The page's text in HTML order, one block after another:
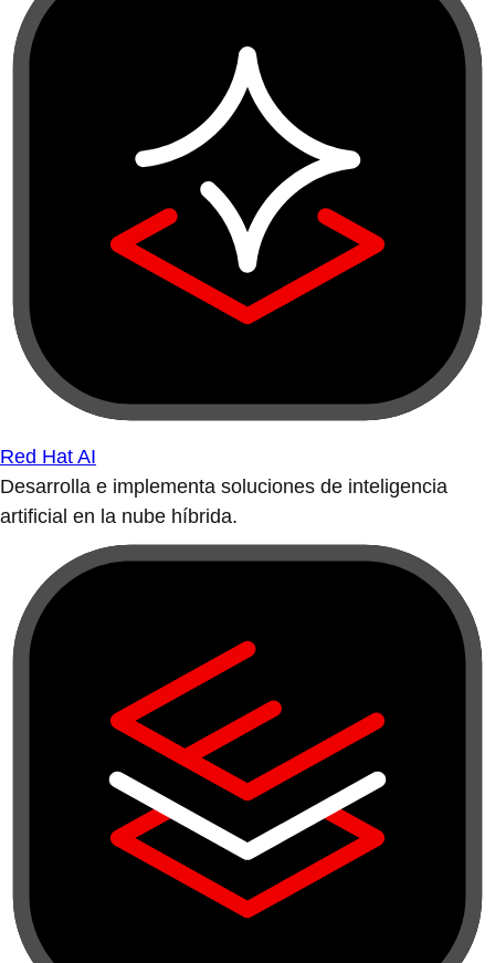
Red Hat AI
Desarrolla e implementa soluciones de inteligencia
artificial en la nube híbrida.